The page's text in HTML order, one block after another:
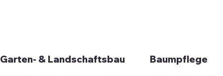
Garten- & Landschaftsbau Baumpflege